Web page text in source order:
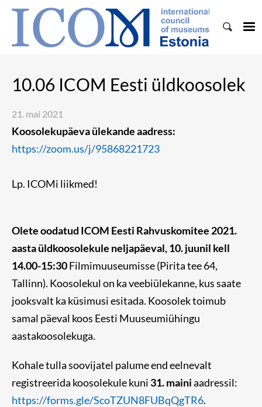
10.06 ICOM Eesti üldkoosolek
21. mai 2021
Koosolekupäeva ülekande aadress:
https://zoom.us/j/95868221723
Lp. ICOMi liikmed!
Olete oodatud ICOM Eesti Rahvuskomitee 2021.
aasta üldkoosolekule neljapäeval, 10. juunil kell
14.00-15:30Filmimuuseumisse (Pirita tee 64,
Tallinn). Koosolekul on ka veebiülekanne, kus saate
jooksvalt ka küsimusi esitada. Koosolek toimub
samal päeval koos Eesti Muuseumiühingu
aastakoosolekuga.
Kohale tulla soovijatel palume end eelnevalt
registreerida koosolekule kuni 31. mainiaadressil:
https://forms.gle/ScoTZUN8FUBqQgTR6.